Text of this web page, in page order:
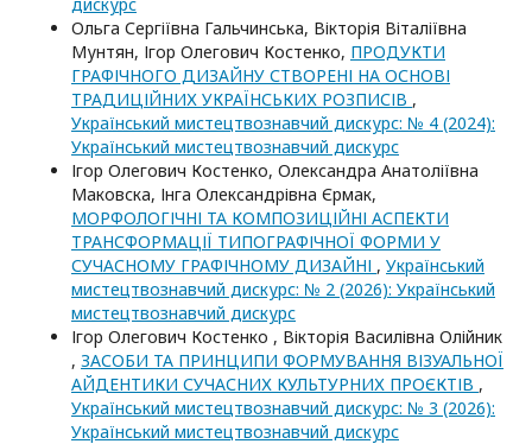
Ольга Сергіївна Гальчинська, Вікторія Віталіївна
Мунтян, Ігор Олегович Костенко, ПРОДУКТИ
ГРАФІЧНОГО ДИЗАЙНУ СТВОРЕНІ НА ОСНОВІ
ТРАДИЦІЙНИХ УКРАЇНСЬКИХ РОЗПИСІВ ,
Український мистецтвознавчий дискурс: № 4 (2024):
Український мистецтвознавчий дискурс
Ігор Олегович Костенко, Олександра Анатоліївна
Маковска, Інга Олександрівна Єрмак,
МОРФОЛОГІЧНІ ТА КОМПОЗИЦІЙНІ АСПЕКТИ
ТРАНСФОРМАЦІЇ ТИПОГРАФІЧНОЇ ФОРМИ У
СУЧАСНОМУ ГРАФІЧНОМУ ДИЗАЙНІ , Український
мистецтвознавчий дискурс: № 2 (2026): Український
мистецтвознавчий дискурс
Ігор Олегович Костенко , Вікторія Василівна Олійник
, ЗАСОБИ ТА ПРИНЦИПИ ФОРМУВАННЯ ВІЗУАЛЬНОЇ
АЙДЕНТИКИ СУЧАСНИХ КУЛЬТУРНИХ ПРОЄКТІВ ,
Український мистецтвознавчий дискурс: № 3 (2026):
Український мистецтвознавчий дискурс